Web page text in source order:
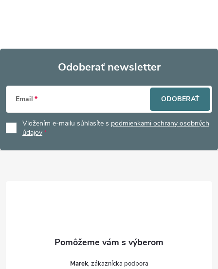
Z
á
p
Odoberať newsletter
Email
Vložením e-mailu súhlasíte s podmienkami ochrany osobných
údajov
ODOBERAŤ
Marek